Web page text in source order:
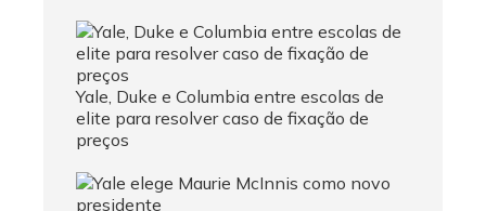
Yale, Duke e Columbia entre escolas de
elite para resolver caso de fixação de
preços